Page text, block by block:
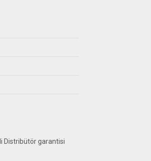
Distribütör garantisi